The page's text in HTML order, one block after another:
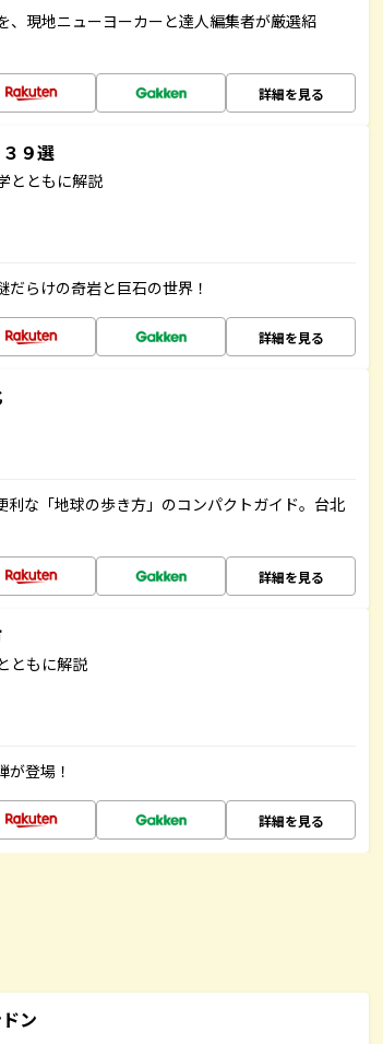
、現地ニューヨーカーと達人編集者が厳選紹
詳細を見る
９選
とともに解説
だらけの奇岩と巨石の世界！
詳細を見る
利な「地球の歩き方」のコンパクトガイド。台北
詳細を見る
ともに解説
が登場！
詳細を見る
ン